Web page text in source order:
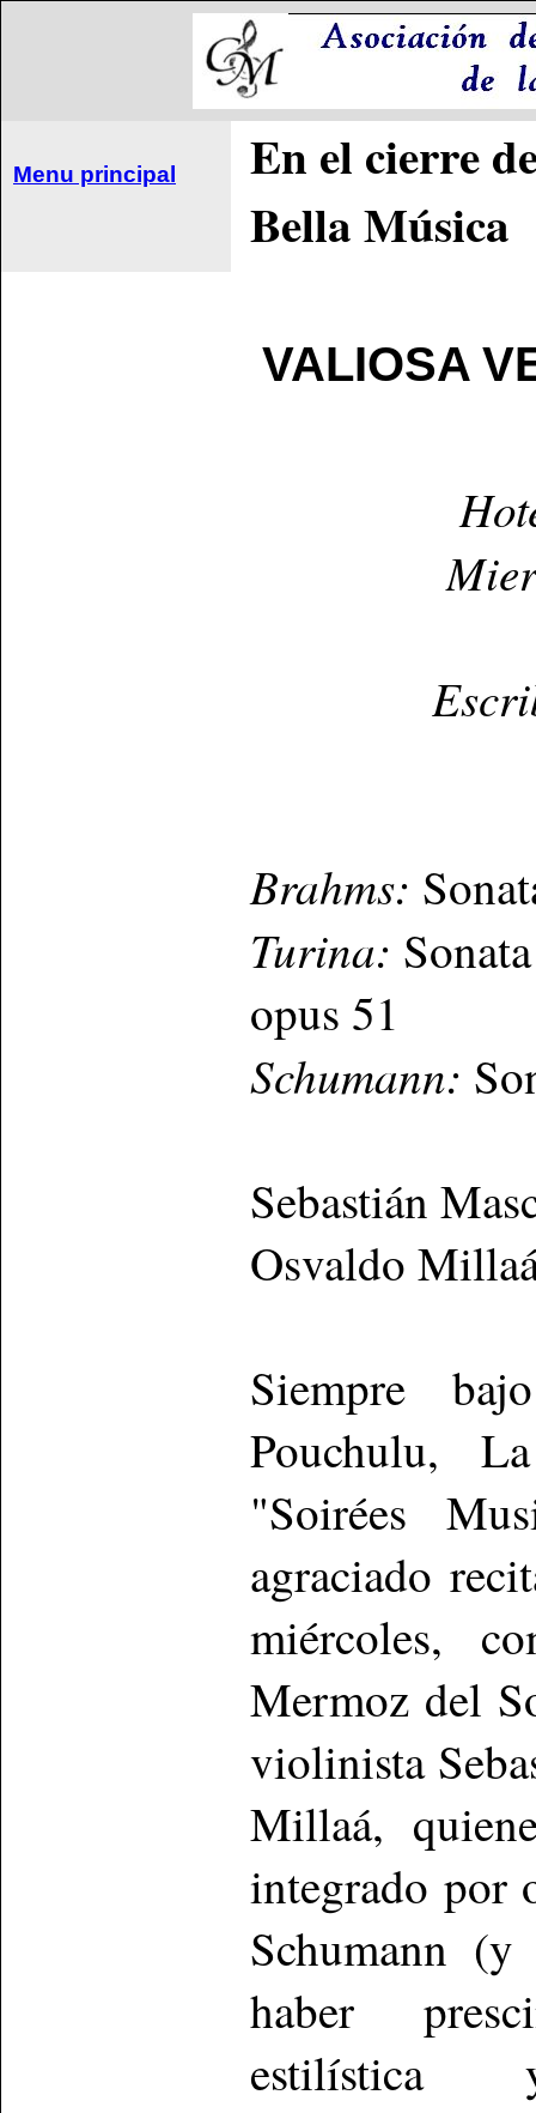
Menu principal
En el cierre
Bella Música
VALIOSA
Brahms:
Turina:
opus 51
Schumann:
Sebastián
Osvaldo
Siempre
Pouchulu,
"Soirées
agraciado
miércoles,
Mermoz del
violinista
Millaá,
integrado por
Schumann
haber
estilística